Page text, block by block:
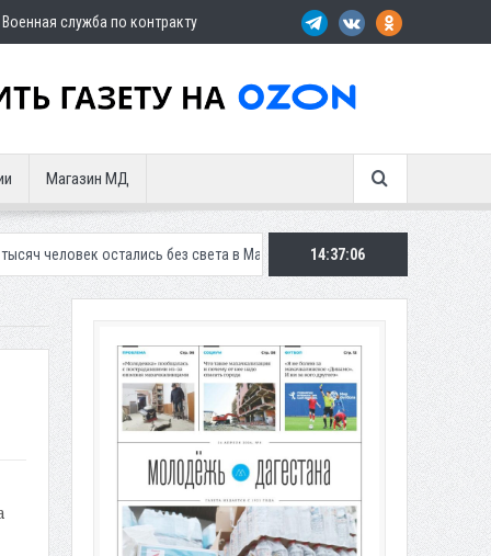
Военная служба по контракту
Магазин МД
без света в Махачкале В Дербенте застройщик осужден за
14:37:07